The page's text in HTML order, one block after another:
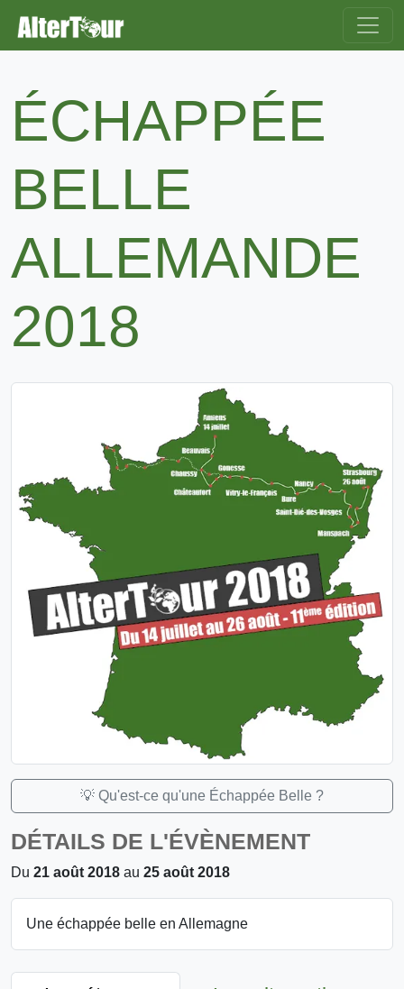
ÉCHAPPÉE
BELLE
ALLEMANDE
2018
💡 Qu'est-ce qu'une Échappée Belle ?
DÉTAILS DE L'ÉVÈNEMENT
Du 21 août 2018 au 25 août 2018
Une échappée belle en Allemagne